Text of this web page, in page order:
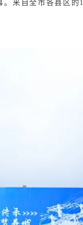
来自全市各县区